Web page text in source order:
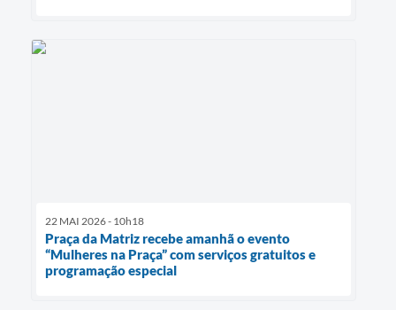
22 MAI 2026 - 10h18
Praça da Matriz recebe amanhã o evento
“Mulheres na Praça” com serviços gratuitos e
programação especial